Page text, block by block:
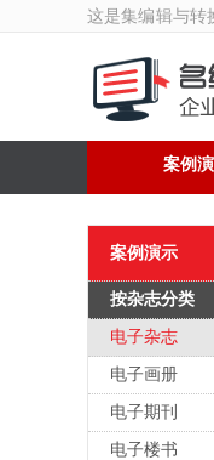
这是集编辑与转
案例
案例演示
按杂志分类
电子杂志
电子画册
电子期刊
电子楼书